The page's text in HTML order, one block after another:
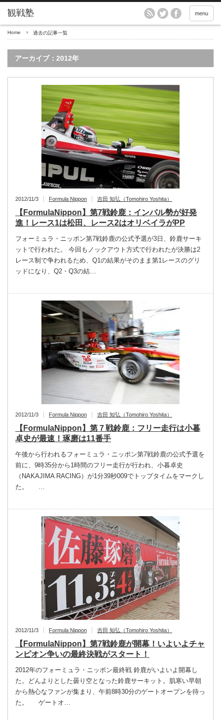
menu
Home 過去の記事一覧
アーカイブ：2012年
2012/11/3 Formula Nippon 吉田 知弘（Tomohiro Yoshita）
【FormulaNippon】第7戦鈴鹿：インパル勢が好発
進！レース1は松田、レース2はオリベイラがPP
フォーミュラ・ニッポン第7戦鈴鹿の公式予選が3日、鈴鹿サーキ
ットで行われた。 今回もノックアウト方式で行われたが決勝は2
レース制で争われるため、Q1の結果がそのまま第1レースのグリ
ッドになり、Q2・Q3の結…
2012/11/3 Formula Nippon 吉田 知弘（Tomohiro Yoshita）
【FormulaNippon】第７戦鈴鹿：フリー走行は小暮
卓史が最速！琢磨は11番手
午後から行われるフォーミュラ・ニッポン第7戦鈴鹿の公式予選を
前に、9時35分から1時間のフリー走行が行われ、小暮卓史
（NAKAJIMA RACING）が1分39秒009でトップタイムをマークし
た。 …
2012/11/3 Formula Nippon 吉田 知弘（Tomohiro Yoshita）
【FormulaNippon】第7戦鈴鹿が開幕！いよいよチャ
ンピオン争いの最終決戦がスタート！
2012年のフォーミュラ・ニッポン最終戦 鈴鹿がいよいよ開幕し
た。どんよりとした曇り空となった鈴鹿サーキット。肌寒い早朝
から熱心なファンが集まり、午前8時30分のゲートオープンを待っ
た。 ゲートオ…